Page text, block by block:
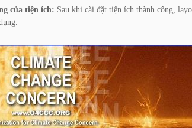
của tiện ích: Sau khi cài đặt tiện ích thành công,